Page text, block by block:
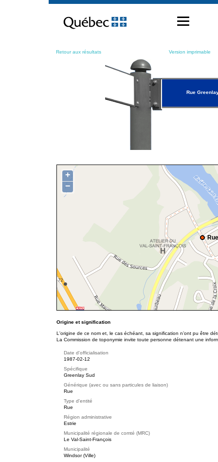
contenu
Retour aux résultats Version imprimable
Rue
+
−
Origine et signification
L'origine de ce nom et, le cas échéant, sa signification n’ont pu être
La Commission de toponymie invite toute personne détenant une
Date d'officialisation
1987-02-12
Spécifique
Greenlay Sud
Générique (avec ou sans particules de liaison)
Rue
Type d'entité
Rue
Région administrative
Estrie
Municipalité régionale de comté (MRC)
Le Val-Saint-François
Municipalité
Windsor (Ville)